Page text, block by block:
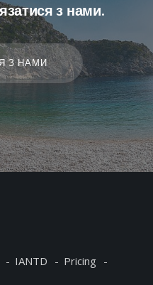
з нами.
З НАМИ
IANTD
Pricing